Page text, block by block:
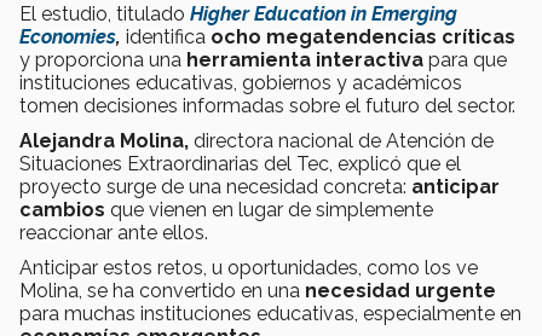
El estudio, titulado Higher Education in Emerging
Economies, identifica ocho megatendencias críticas
y proporciona una herramienta interactiva para que
instituciones educativas, gobiernos y académicos
tomen decisiones informadas sobre el futuro del sector.
Alejandra Molina, directora nacional de Atención de
Situaciones Extraordinarias del Tec, explicó que el
proyecto surge de una necesidad concreta: anticipar
cambios que vienen en lugar de simplemente
reaccionar ante ellos.
Anticipar estos retos, u oportunidades, como los ve
Molina, se ha convertido en una necesidad urgente
para muchas instituciones educativas, especialmente en